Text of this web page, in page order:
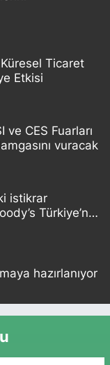
Ticaret
Etkisi
CES Fuarları
vuracak
istikrar
Türkiye’nin
hazırlanıyor